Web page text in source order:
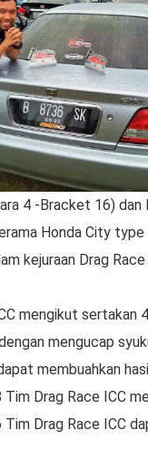
4 -Bracket 16) dan
Honda City type
kejuraan Drag Race
mengikut sertakan
mengucap
membuahkan
Drag Race ICC
Drag Race ICC